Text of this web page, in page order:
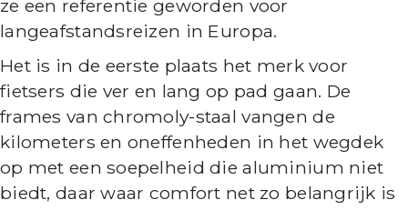
ze een referentie geworden voor
langeafstandsreizen in Europa.
Het is in de eerste plaats het merk voor
fietsers die ver en lang op pad gaan. De
frames van chromoly-staal vangen de
kilometers en oneffenheden in het wegdek
op met een soepelheid die aluminium niet
biedt, daar waar comfort net zo belangrijk is